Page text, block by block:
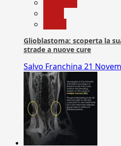
Glioblastoma: scoperta la
strade a nuove cure
Salvo Franchina 21